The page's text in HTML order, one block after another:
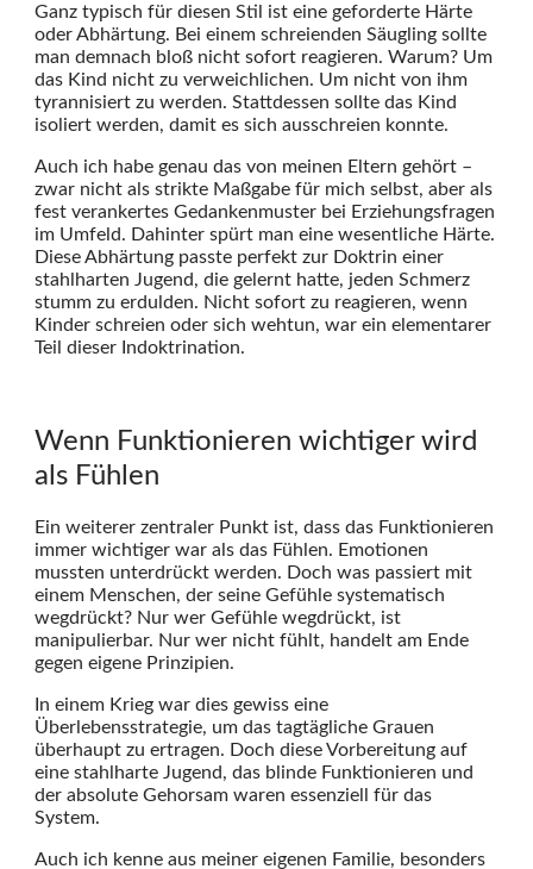
Ganz typisch für diesen Stil ist eine geforderte Härte
oder Abhärtung. Bei einem schreienden Säugling sollte
man demnach bloß nicht sofort reagieren. Warum? Um
das Kind nicht zu verweichlichen. Um nicht von ihm
tyrannisiert zu werden. Stattdessen sollte das Kind
isoliert werden, damit es sich ausschreien konnte.
Auch ich habe genau das von meinen Eltern gehört –
zwar nicht als strikte Maßgabe für mich selbst, aber als
fest verankertes Gedankenmuster bei Erziehungsfragen
im Umfeld. Dahinter spürt man eine wesentliche Härte.
Diese Abhärtung passte perfekt zur Doktrin einer
stahlharten Jugend, die gelernt hatte, jeden Schmerz
stumm zu erdulden. Nicht sofort zu reagieren, wenn
Kinder schreien oder sich wehtun, war ein elementarer
Teil dieser Indoktrination.
Wenn Funktionieren wichtiger wird
als Fühlen
Ein weiterer zentraler Punkt ist, dass das Funktionieren
immer wichtiger war als das Fühlen. Emotionen
mussten unterdrückt werden. Doch was passiert mit
einem Menschen, der seine Gefühle systematisch
wegdrückt? Nur wer Gefühle wegdrückt, ist
manipulierbar. Nur wer nicht fühlt, handelt am Ende
gegen eigene Prinzipien.
In einem Krieg war dies gewiss eine
Überlebensstrategie, um das tagtägliche Grauen
überhaupt zu ertragen. Doch diese Vorbereitung auf
eine stahlharte Jugend, das blinde Funktionieren und
der absolute Gehorsam waren essenziell für das
System.
Auch ich kenne aus meiner eigenen Familie, besonders